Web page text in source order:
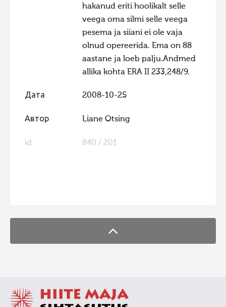
hakanud eriti hoolikalt selle
veega oma silmi selle veega
pesema ja siiani ei ole vaja
olnud opereerida. Ema on 88
aastane ja loeb palju.Andmed
allika kohta ERA II 233,248/9.
Дата 2008-10-25
Автор Liane Otsing
id 840 / 201